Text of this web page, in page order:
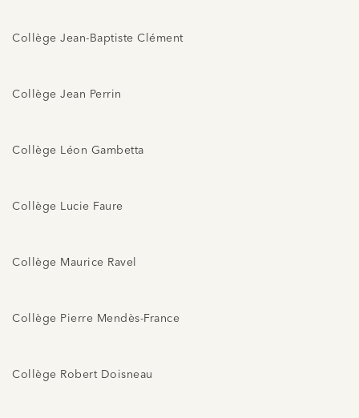
Collège Jean-Baptiste Clément
Collège Jean Perrin
Collège Léon Gambetta
Collège Lucie Faure
Collège Maurice Ravel
Collège Pierre Mendès-France
Collège Robert Doisneau